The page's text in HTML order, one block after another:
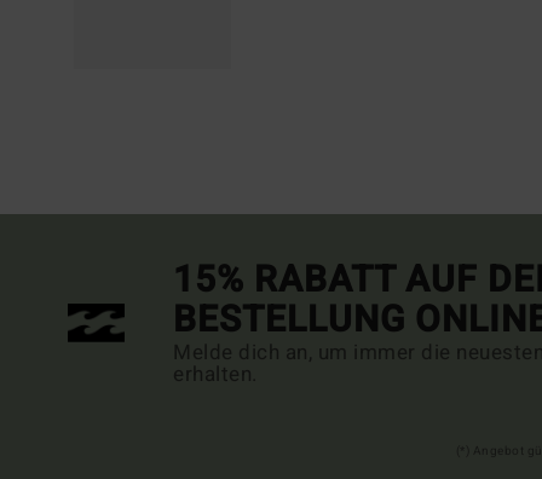
15% RABATT AUF
BESTELLUNG
Melde dich an, um immer die
erhalten.